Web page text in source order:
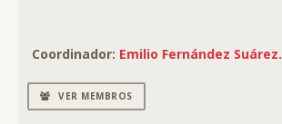
Coordinador: Emilio Fernández Suárez.
VER MEMBROS